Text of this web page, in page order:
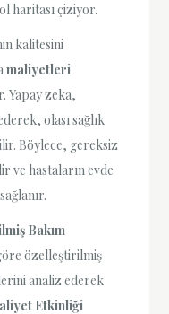
haritası çiziyor.
kalitesini
maliyetleri
Yapay zeka,
olası sağlık
Böylece, gereksiz
ve hastaların evde
Bakım
özelleştirilmiş
analiz ederek
Etkinliği